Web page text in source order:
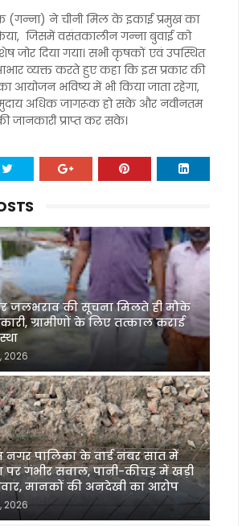
(गन्ना) ने चीनी मिल के इकाई प्रमुख का
जिसमें वसंतकालीन गन्ना बुवाई को
जोर दिया गया। सभी कृषकों एवं उपस्थित
व्यक्त करते हुए कहा कि इस प्रकार की
आयोजन भविष्य में भी किया जाता रहेगा,
अधिक जागरूक हो सके और नवीनतम
जानकारी प्राप्त कर सके।
जलभराव की सूचना मिलते ही मौके
ग्रामीणों के लिए तत्काल कराई
2026
पालिका के वार्ड नंबर सात में
पर गंभीर सवाल, पानी-कीचड़ में खड़ी
मानकों की अनदेखी का आरोप
2026